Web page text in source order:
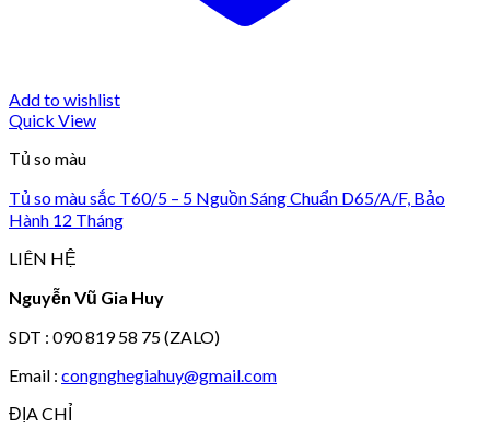
Add to wishlist
Quick View
Tủ so màu
Tủ so màu sắc T60/5 – 5 Nguồn Sáng Chuẩn D65/A/F, Bảo
Hành 12 Tháng
LIÊN HỆ
Nguyễn Vũ Gia Huy
SDT : 090 819 58 75 (ZALO)
Email : congnghegiahuy@gmail.com
ĐỊA CHỈ